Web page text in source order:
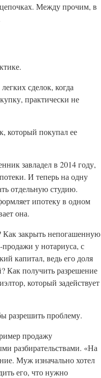
Между прочим, в
сделок, когда
практически не
который покупал ее
завладел в 2014 году,
И теперь на одну
отдельную студию.
ипотеку в одном
она.
Как закрыть непогашенную
у нотариуса, с
капитал, ведь его доля
Как получить разрешение
который задействует
разрешить проблему.
продажу
разбирательствами. «На
Муж изначально хотел
его, что нужно